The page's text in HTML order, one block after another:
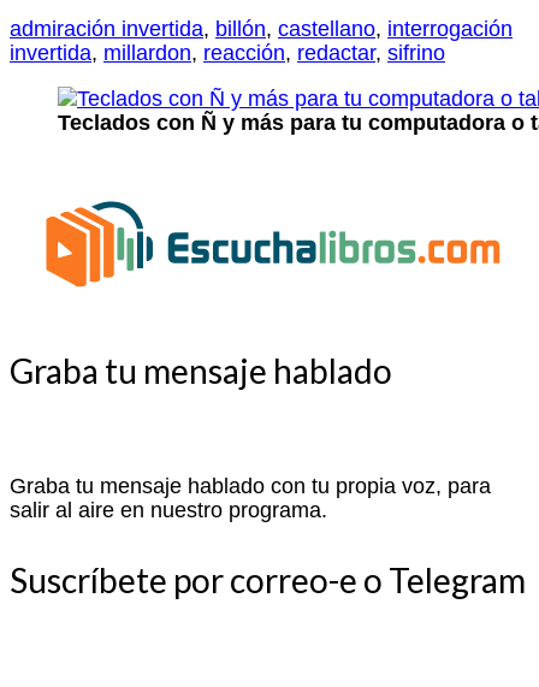
admiración invertida, billón, castellano, interrogación
invertida, millardon, reacción, redactar, sifrino
Teclados con Ñ y más para tu computadora o
Graba tu mensaje hablado
Graba tu mensaje hablado con tu propia voz, para
salir al aire en nuestro programa.
Suscríbete por correo-e o Telegram